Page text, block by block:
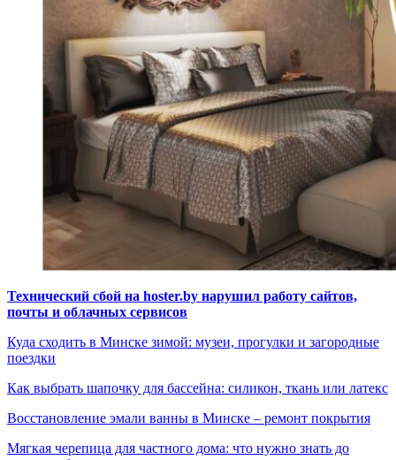
Технический сбой на hoster.by нарушил работу сайтов,
почты и облачных сервисов
Куда сходить в Минске зимой: музеи, прогулки и загородные
поездки
Как выбрать шапочку для бассейна: силикон, ткань или латекс
Восстановление эмали ванны в Минске – ремонт покрытия
Мягкая черепица для частного дома: что нужно знать до